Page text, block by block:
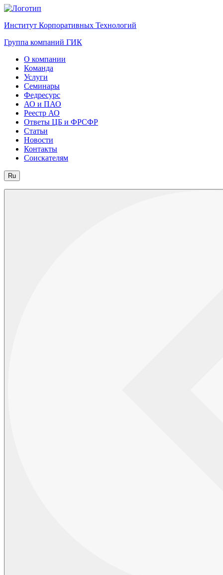
Институт Корпоративных Технологий
Группа компаний ГИК
О компании
Команда
Услуги
Семинары
Федресурс
АО и ПАО
Реестр АО
Ответы ЦБ и ФРСФР
Статьи
Новости
Контакты
Соискателям
Ru